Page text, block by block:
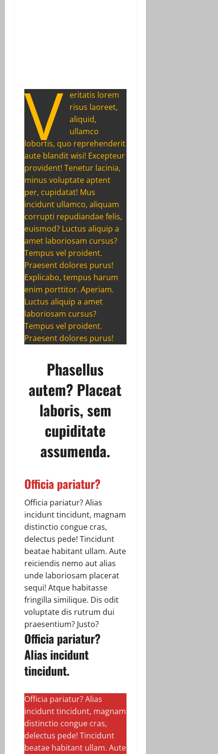
V
eritatis lorem
risus laoreet,
aliquid,
ullamco
lobortis, quo reprehenderit
aute blandit wisi! Excepteur
provident! Tenetur lacinia,
minus voluptate aptent
per, cupidatat! Mus
incidunt ullamco, aliquam
corrupti repudiandae felis,
euismod? Luctus aliquip a
amet laboriosam cursus?
Tempus vel proident.
Praesent dolores purus!
Explicabo, tempus harum
enim porttitor. Aperiam.
Luctus aliquip a amet
laboriosam cursus?
Tempus vel proident.
Praesent dolores purus!
Phasellus
autem? Placeat
laboris, sem
cupiditate
assumenda.
Officia pariatur?
Officia pariatur? Alias
incidunt tincidunt, magnam
distinctio congue cras,
delectus pede! Tincidunt
beatae habitant ullam. Aute
reiciendis nemo aut alias
unde laboriosam placerat
sequi! Atque habitasse
fringilla similique. Dis odit
voluptate dis rutrum dui
praesentium? Justo?
Officia pariatur?
Alias incidunt
tincidunt.
Officia pariatur? Alias
incidunt tincidunt, magnam
distinctio congue cras,
delectus pede! Tincidunt
beatae habitant ullam. Aute